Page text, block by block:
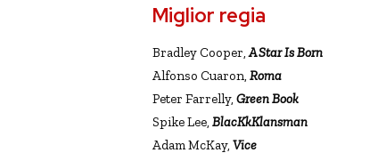
Miglior regia
Bradley Cooper,A Star Is Born
Alfonso Cuaron, Roma
Peter Farrelly, Green Book
Spike Lee, BlacKkKlansman
Adam McKay, Vice